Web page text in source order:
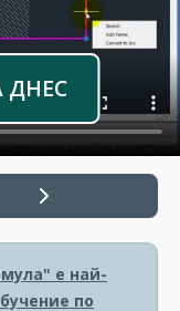
ДНЕС
е най-
по